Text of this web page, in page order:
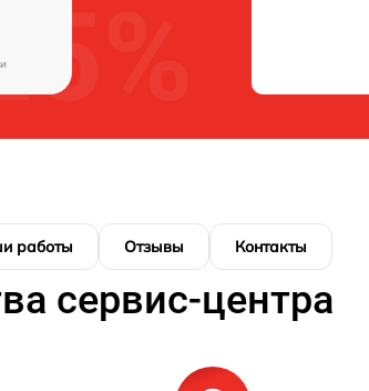
работы Отзывы Контакты
сервис-центра